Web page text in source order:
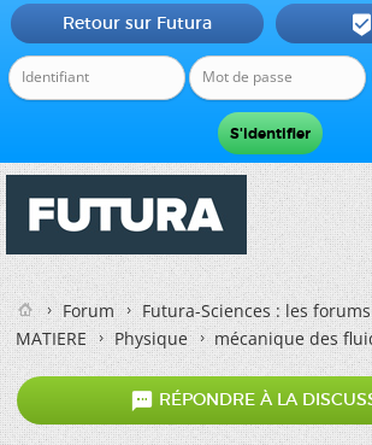
Retour sur Futura 
Forum
Futura-Sciences : les
MATIERE
Physique mécanique des
 RÉPONDRE À LA